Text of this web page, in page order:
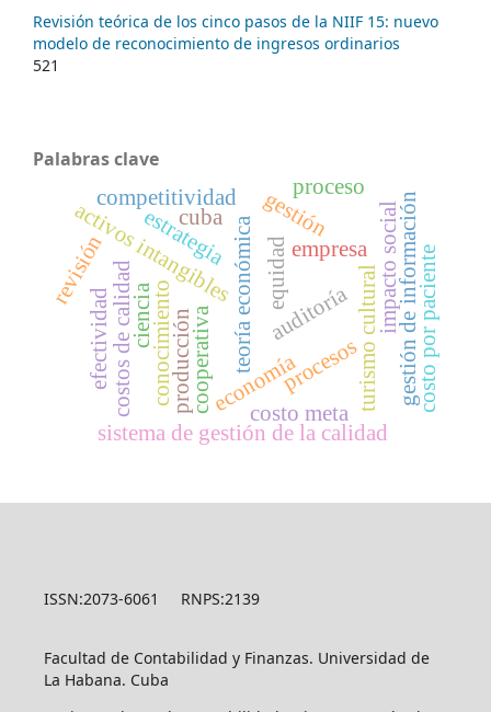
Revisión teórica de los cinco pasos de la NIIF 15: nuevo
modelo de reconocimiento de ingresos ordinarios
521
Palabras clave
economía
producción teoría económica auditoría
empresa
procesos
activos intangibles
competitividad
costos de calidad
sistema de gestión de la calidad
turismo cultural
ciencia impacto social
costo meta
estrategia gestión
conocimiento gestión de información
revisión equidad costo por paciente
efectividad
cuba
proceso
cooperativa
ISSN:2073-6061 RNPS:2139
Facultad de Contabilidad y Finanzas. Universidad de
La Habana. Cuba